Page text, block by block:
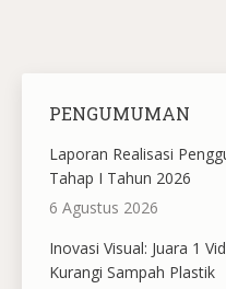
PENGUMUMAN
Laporan Realisasi
Tahap I Tahun 2026
6 Agustus 2026
Inovasi Visual: Juara 1
Kurangi Sampah Plastik